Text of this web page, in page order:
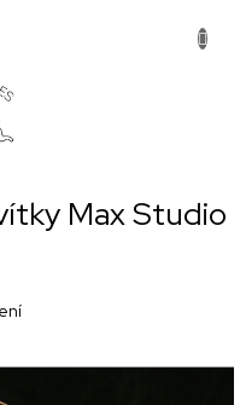
Max Studio